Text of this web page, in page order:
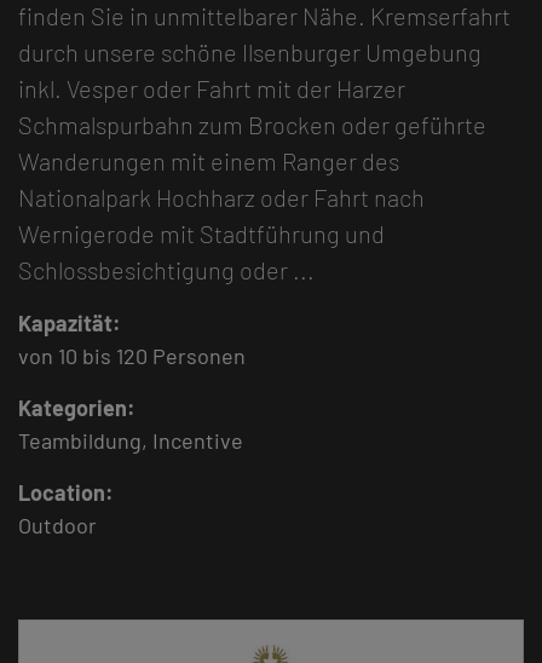
finden Sie in unmittelbarer Nähe. Kremserfahrt
durch unsere schöne Ilsenburger Umgebung
inkl. Vesper oder Fahrt mit der Harzer
Schmalspurbahn zum Brocken oder geführte
Wanderungen mit einem Ranger des
Nationalpark Hochharz oder Fahrt nach
Wernigerode mit Stadtführung und
Schlossbesichtigung oder ...
Kapazität:
von 10 bis 120 Personen
Kategorien:
Teambildung, Incentive
Location:
Outdoor